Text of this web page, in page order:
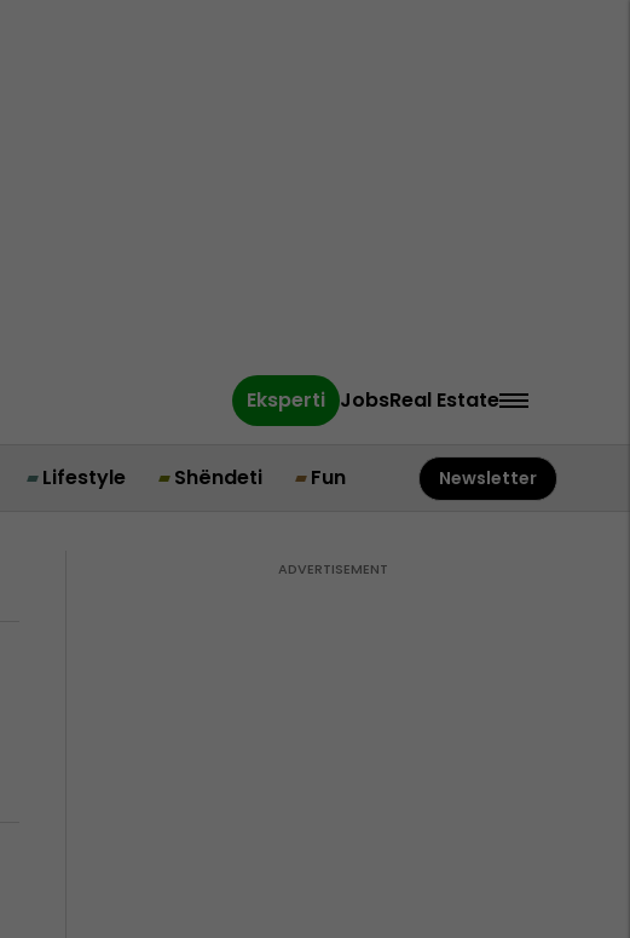
Eksperti JobsReal Estate
Lifestyle Shëndeti Fun Newsletter